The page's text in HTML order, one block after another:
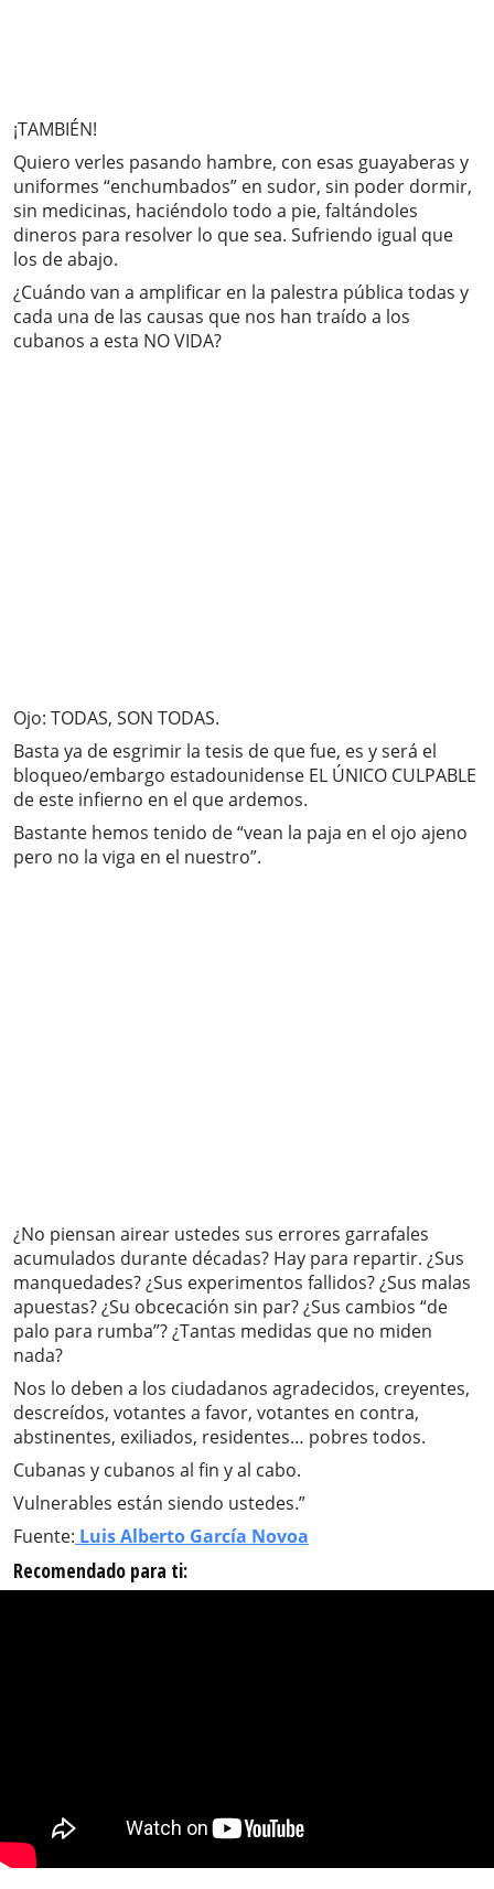
¡TAMBIÉN!
Quiero verles pasando hambre, con esas guayaberas y
uniformes “enchumbados” en sudor, sin poder dormir,
sin medicinas, haciéndolo todo a pie, faltándoles
dineros para resolver lo que sea. Sufriendo igual que
los de abajo.
¿Cuándo van a amplificar en la palestra pública todas y
cada una de las causas que nos han traído a los
cubanos a esta NO VIDA?
Ojo: TODAS, SON TODAS.
Basta ya de esgrimir la tesis de que fue, es y será el
bloqueo/embargo estadounidense EL ÚNICO CULPABLE
de este infierno en el que ardemos.
Bastante hemos tenido de “vean la paja en el ojo ajeno
pero no la viga en el nuestro”.
¿No piensan airear ustedes sus errores garrafales
acumulados durante décadas? Hay para repartir. ¿Sus
manquedades? ¿Sus experimentos fallidos? ¿Sus malas
apuestas? ¿Su obcecación sin par? ¿Sus cambios “de
palo para rumba”? ¿Tantas medidas que no miden
nada?
Nos lo deben a los ciudadanos agradecidos, creyentes,
descreídos, votantes a favor, votantes en contra,
abstinentes, exiliados, residentes… pobres todos.
Cubanas y cubanos al fin y al cabo.
Vulnerables están siendo ustedes.”
Fuente: Luis Alberto García Novoa
Recomendado para ti: